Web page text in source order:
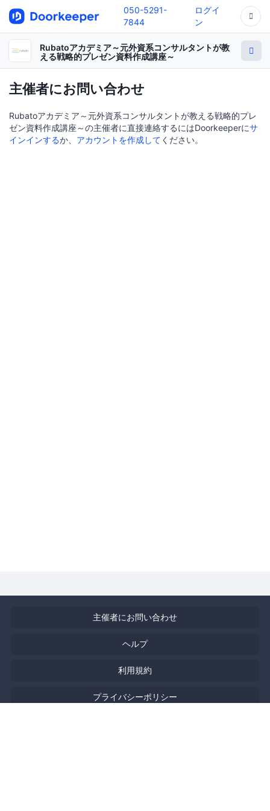
050-5291-
7844
ログイ
ン
Rubatoアカデミア～元外資系コンサルタントが教
える戦略的プレゼン資料作成講座～
主催者にお問い合わせ
Rubatoアカデミア～元外資系コンサルタントが教える戦略的プレ
ゼン資料作成講座～の主催者に直接連絡するにはDoorkeeperにサ
インインするか、 アカウントを作成して ください。
主催者にお問い合わせ
ヘルプ
利用規約
プライバシーポリシー